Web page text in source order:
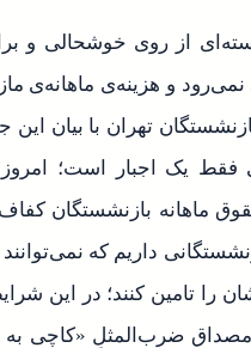
از روی خوشحالی و
نمی‌رود و هزینه‌ی ماهانه‌ی
تهران با بیان این
فقط یک اجبار است؛
ماهانه بازنشستگان کفاف
داریم که
را تامین کنند؛ در این
مصداق ضرب‌المثلِ «کاچی